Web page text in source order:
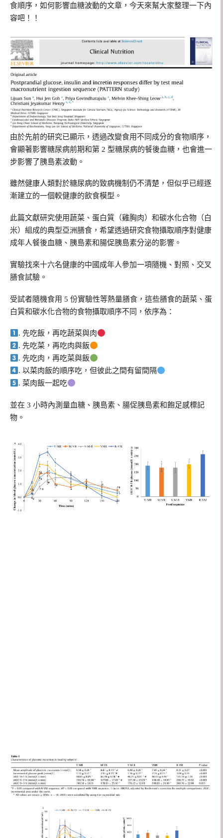
食順序，如何影響血糖波動的文章，今天來幫大家整理一下內
容吧！！
由於先前的研究已顯示，透過改變食用不同成分的食物順序，
會顯著影響糖尿病前期和第 2 型糖尿病的餐後血糖，也會進一
步影響了胰島素波動。
雖然健康人類對於糖尿病的致病機制仍不清楚，但似乎已經逐
漸建立的一個較健康的飲食模型。
此篇文獻研究使用蔬菜、蛋白質（雞胸肉）和碳水化合物（白
米）組成的典型亞洲膳食，希望透過研究食物攝取順序對健康
成年人餐後血糖、胰島素和腸促胰島素分泌的影響。
實驗找來十六名健康的中國成年人參加一項隨機、對照、交叉
膳食試驗。
受試者隨機食用 5 份實驗性等熱量膳食，這些膳食的蔬菜、蛋
白質和碳水化合物的食物攝取順序不同，依序為：
. 先吃飯，再吃蔬菜與肉
. 先吃菜，再吃肉與飯
. 先吃肉，再吃菜與飯
. 以菜肉飯的順序吃，但彼此之間有留間隔
. 菜肉飯一起吃
並在 3 小時內測量血糖、胰島素、腸促胰島素和飽足感標記
物。